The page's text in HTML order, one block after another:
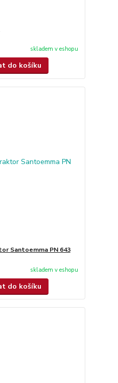
skladem v eshopu
do košíku
Santoemma PN 643
skladem v eshopu
do košíku